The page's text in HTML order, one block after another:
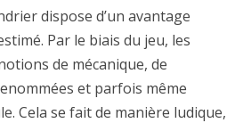
dispose d’un avantage
Par le biais du jeu, les
de mécanique, de
et parfois même
Cela se fait de manière ludique,